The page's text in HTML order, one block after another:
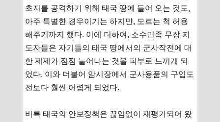
초지를 공격하기 위해 태국 땅에 들어 오는 것도,
아주 특별한 경우이기는 하지만, 모르는 척 허용
해주기까지 했다. 이에 더하여, 소수민족 무장 지
도자들은 자기들의 태국 땅에서의 군사작전에 대
한 제제가 점점 늘어나는 것을 피부로 느끼게 되
었다. 이와 더불어 암시장에서 군사용품의 구입도
전보다 훨씬 어렵게 되었다.
비록 태국의 안보정책은 끊임없이 재평가되어 왔